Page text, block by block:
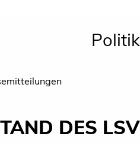
Politik
DES